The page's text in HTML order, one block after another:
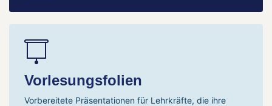
Vorlesungsfolien
Vorbereitete Präsentationen für Lehrkräfte, die ihre